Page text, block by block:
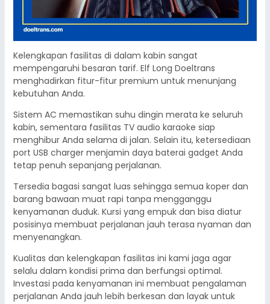
Kelengkapan fasilitas di dalam kabin sangat
mempengaruhi besaran tarif. Elf Long Doeltrans
menghadirkan fitur-fitur premium untuk menunjang
kebutuhan Anda.
Sistem AC memastikan suhu dingin merata ke seluruh
kabin, sementara fasilitas TV audio karaoke siap
menghibur Anda selama di jalan. Selain itu, ketersediaan
port USB charger menjamin daya baterai gadget Anda
tetap penuh sepanjang perjalanan.
Tersedia bagasi sangat luas sehingga semua koper dan
barang bawaan muat rapi tanpa mengganggu
kenyamanan duduk. Kursi yang empuk dan bisa diatur
posisinya membuat perjalanan jauh terasa nyaman dan
menyenangkan.
Kualitas dan kelengkapan fasilitas ini kami jaga agar
selalu dalam kondisi prima dan berfungsi optimal.
Investasi pada kenyamanan ini membuat pengalaman
perjalanan Anda jauh lebih berkesan dan layak untuk